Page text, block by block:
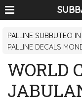
PALLINE SUBBUTEO
PALLINE DECALS
WORLD